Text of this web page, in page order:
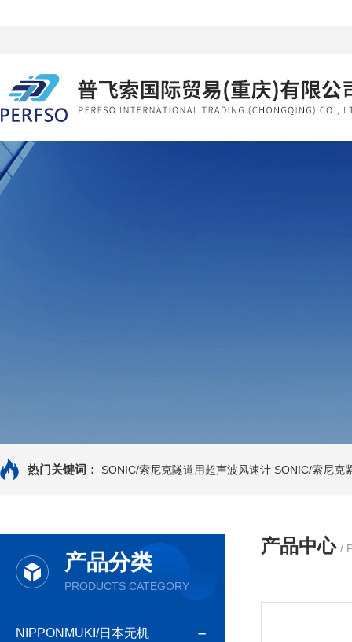
热门关键词： SONIC/索尼克隧道用超声波风速计 SONIC/索尼克
产品分类
PRODUCTS CATEGORY
NIPPONMUKI/日本无机
产品中心 /